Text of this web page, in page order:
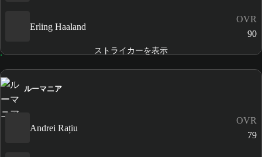
Erling Haaland
OVR
90
ストライカーを表示
ルーマニア
Andrei Rațiu
OVR
79